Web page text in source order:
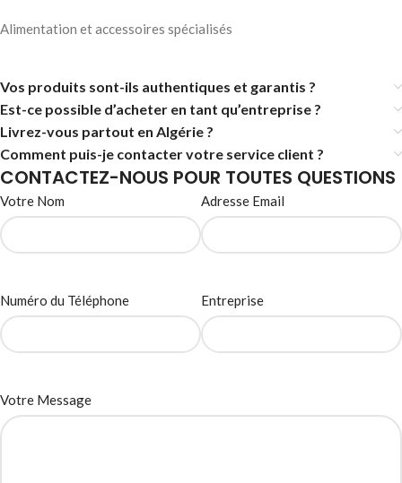
Alimentation et accessoires spécialisés
Vos produits sont-ils authentiques et garantis ?
Est-ce possible d’acheter en tant qu’entreprise ?
Livrez-vous partout en Algérie ?
Comment puis-je contacter votre service client ?
CONTACTEZ-NOUS POUR TOUTES QUESTIONS
Votre Nom Adresse Email
Numéro du Téléphone Entreprise
Votre Message